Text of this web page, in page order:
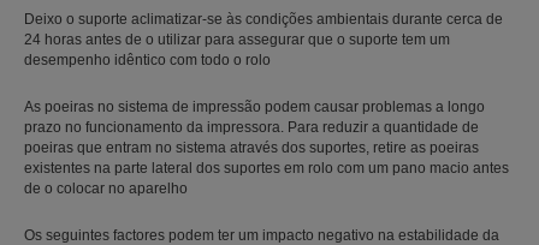
Deixo o suporte aclimatizar-se às condições ambientais durante cerca de
24 horas antes de o utilizar para assegurar que o suporte tem um
desempenho idêntico com todo o rolo
As poeiras no sistema de impressão podem causar problemas a longo
prazo no funcionamento da impressora. Para reduzir a quantidade de
poeiras que entram no sistema através dos suportes, retire as poeiras
existentes na parte lateral dos suportes em rolo com um pano macio antes
de o colocar no aparelho
Os seguintes factores podem ter um impacto negativo na estabilidade da